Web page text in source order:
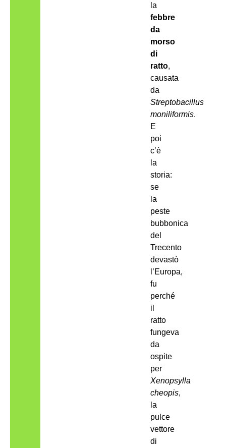
la
febbre
da
morso
di
ratto,
causata
da
Streptobacillus
moniliformis.
E
poi
c’è
la
storia:
se
la
peste
bubbonica
del
Trecento
devastò
l’Europa,
fu
perché
il
ratto
fungeva
da
ospite
per
Xenopsylla
cheopis,
la
pulce
vettore
di